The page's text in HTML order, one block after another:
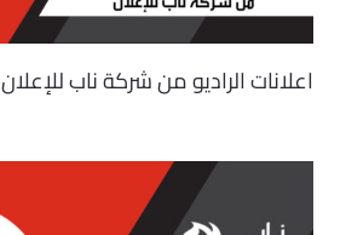
اعلانات الراديو من شركة ناب للإعلان